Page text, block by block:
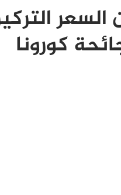
السعر
كورونا